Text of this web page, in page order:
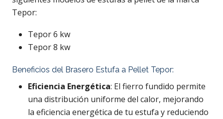
Tepor:
Tepor 6 kw
Tepor 8 kw
Beneficios del Brasero Estufa a Pellet Tepor:
Eficiencia Energética: El fierro fundido permite
una distribución uniforme del calor, mejorando
la eficiencia energética de tu estufa y reduciendo